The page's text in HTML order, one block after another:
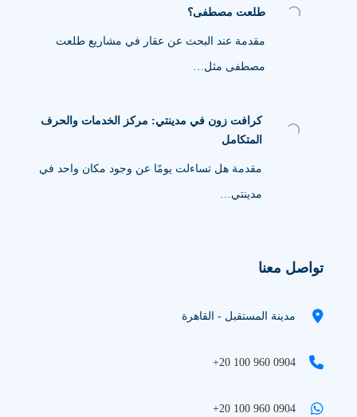
طلعت مصطفى؟
مقدمة عند البحث عن عقار في مشاريع طلعت
مصطفى مثل…
كرافت زون في مدينتي: مركز الخدمات والحرف
المتكامل
مقدمة هل تساءلت يومًا عن وجود مكان واحد في
مدينتي…
تواصل معنا
مدينة المستقبل - القاهرة
+20 100 960 0904
+20 100 960 0904